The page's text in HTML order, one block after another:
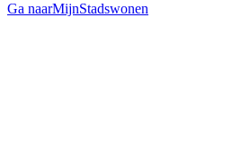
Ga naarMijnStadswonen